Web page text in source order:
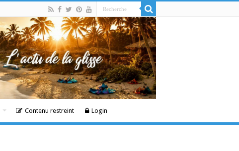
Contenu restreint Login